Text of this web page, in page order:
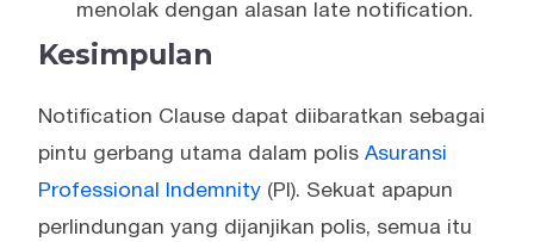
menolak dengan alasan late notification.
Kesimpulan
Notification Clause dapat diibaratkan sebagai
pintu gerbang utama dalam polis Asuransi
Professional Indemnity (PI). Sekuat apapun
perlindungan yang dijanjikan polis, semua itu